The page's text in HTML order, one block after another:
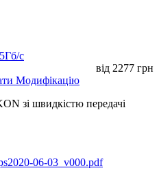
с
від 2277 грн
Модифікацію
зі швидкістю передачі
06-03_v000.pdf